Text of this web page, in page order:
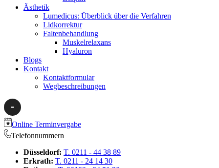
Ästhetik
Lumedicus: Überblick über die Verfahren
Lidkorrektur
Faltenbehandlung
Muskelrelaxans
Hyaluron
Blogs
Kontakt
Kontaktformular
Wegbeschreibungen
Online Terminvergabe
Telefonnummern
Düsseldorf: T. 0211 - 44 38 89
Erkrath: T. 0211 - 24 14 30